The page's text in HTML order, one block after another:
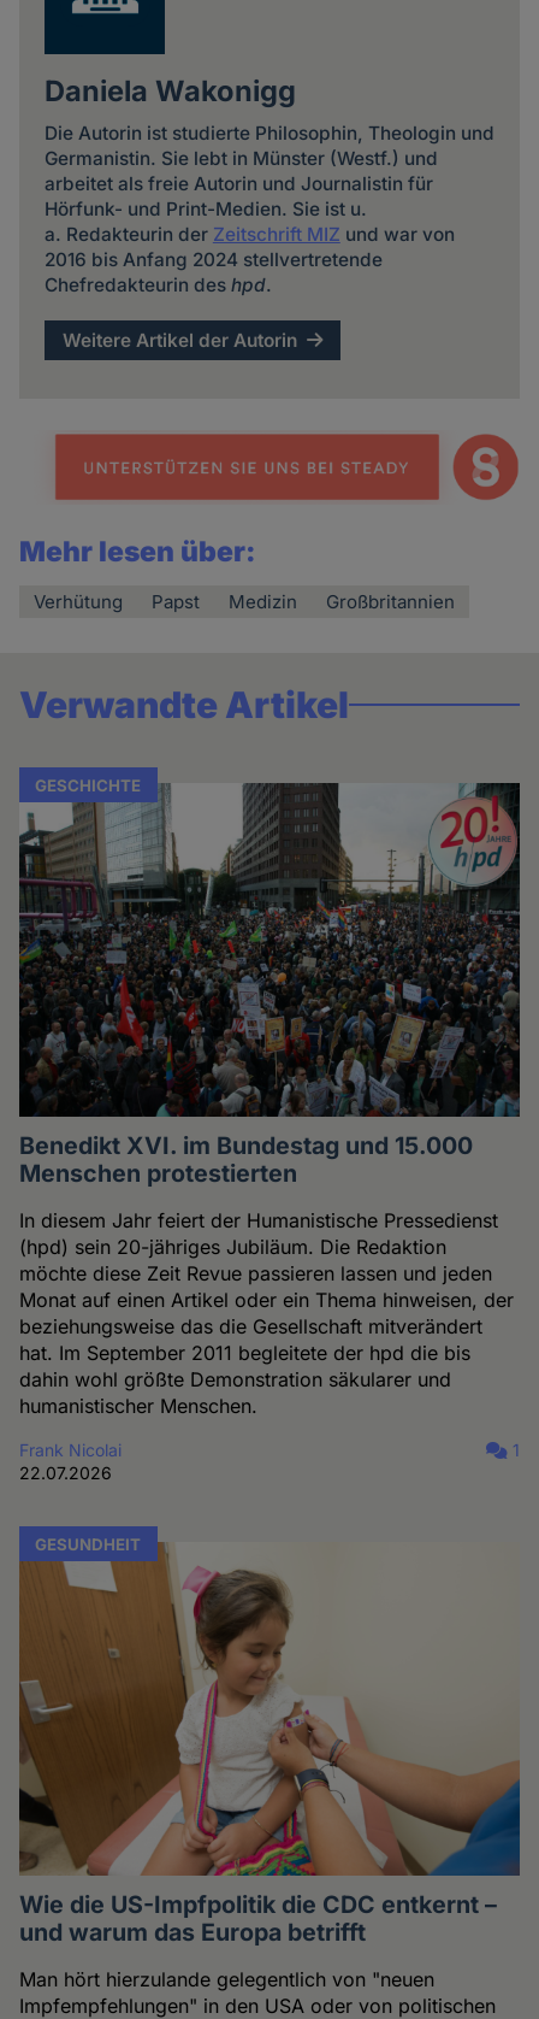
Daniela Wakonigg
Die Autorin ist studierte Philosophin, Theologin und
Germanistin. Sie lebt in Münster (Westf.) und
arbeitet als freie Autorin und Journalistin für
Hörfunk- und Print-Medien. Sie ist u.
a. Redakteurin der Zeitschrift MIZ und war von
2016 bis Anfang 2024 stellvertretende
Chefredakteurin des hpd.
Weitere Artikel der Autorin
Mehr lesen über:
Verhütung Papst Medizin Großbritannien
Verwandte Artikel
GESCHICHTE
Benedikt XVI. im Bundestag und 15.000
Menschen protestierten
In diesem Jahr feiert der Humanistische Pressedienst
(hpd) sein 20-jähriges Jubiläum. Die Redaktion
möchte diese Zeit Revue passieren lassen und jeden
Monat auf einen Artikel oder ein Thema hinweisen, der
beziehungsweise das die Gesellschaft mitverändert
hat. Im September 2011 begleitete der hpd die bis
dahin wohl größte Demonstration säkularer und
humanistischer Menschen.
Frank Nicolai
22.07.2026
1
GESUNDHEIT
Wie die US-Impfpolitik die CDC entkernt –
und warum das Europa betrifft
Man hört hierzulande gelegentlich von "neuen
Impfempfehlungen" in den USA oder von politischen